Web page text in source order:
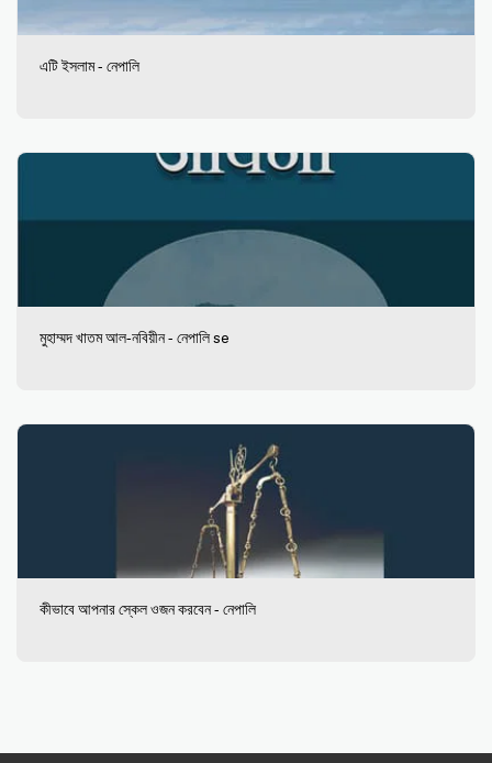
এটি ইসলাম - নেপালি
মুহাম্মদ খাতম আল-নবিয়ীন - নেপালি se
কীভাবে আপনার স্কেল ওজন করবেন - নেপালি